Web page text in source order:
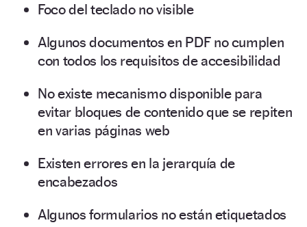
Foco del teclado no visible
Algunos documentos en PDF no cumplen
con todos los requisitos de accesibilidad
No existe mecanismo disponible para
evitar bloques de contenido que se repiten
en varias páginas web
Existen errores en la jerarquía de
encabezados
Algunos formularios no están etiquetados